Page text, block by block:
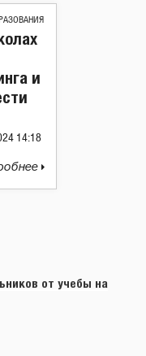
и
14:18
от учебы на